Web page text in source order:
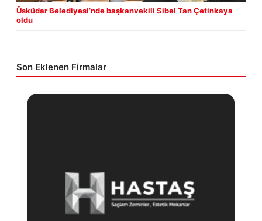
Üsküdar Belediyesi’nde başkanvekili Sibel Tan Çetinkaya
oldu
Son Eklenen Firmalar